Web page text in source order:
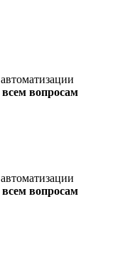
всем вопросам
всем вопросам